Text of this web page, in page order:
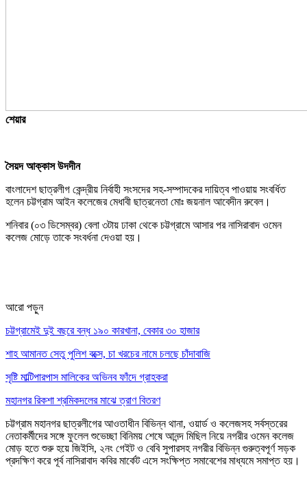
শেয়ার
সৈয়দ আক্কাস উদদীন
বাংলাদেশ ছাত্রলীগ কেন্দ্রীয় নির্বাহী সংসদের সহ-সম্পাদকের দায়িত্ব পাওয়ায় সংবর্ধিত
হলেন চট্টগ্রাম আইন কলেজের মেধাবী ছাত্রনেতা মোঃ জয়নাল আবেদীন রুবেল।
শনিবার (০৩ ডিসেম্বর) বেলা ৩টায় ঢাকা থেকে চট্টগ্রামে আসার পর নাসিরাবাদ ওমেন
কলেজ মোড়ে তাকে সংবর্ধনা দেওয়া হয়।
আরো পড়ুন
চট্টগ্রামেই দুই বছরে বন্ধ ১৯০ কারখানা, বেকার ৩০ হাজার
শাহ আমানত সেতু পুলিশ বক্সে, চা খরচের নামে চলছে চাঁদাবাজি
সৃষ্টি মাল্টিপারপাস মালিকের অভিনব ফাঁদে গ্রাহকরা
মহানগর রিকশা শ্রমিকদলের মাঝে ত্রাণ বিতরণ
চট্টগ্রাম মহানগর ছাত্রলীগের আওতাধীন বিভিন্ন থানা, ওয়ার্ড ও কলেজসহ সর্বস্তরের
নেতাকর্মীদের সঙ্গে ফুলেল শুভেচ্ছা বিনিময় শেষে আনন্দ মিছিল নিয়ে নগরীর ওমেন কলেজ
মোড় হতে শুরু হয়ে জিইসি, ২নং গেইট ও বেবি সুপারসহ নগরীর বিভিন্ন গুরুত্বপূর্ণ সড়ক
প্রদক্ষিণ করে পূর্ব নাসিরাবাদ কবির মার্কেট এসে সংক্ষিপ্ত সমাবেশের মাধ্যমে সমাপ্ত হয়।